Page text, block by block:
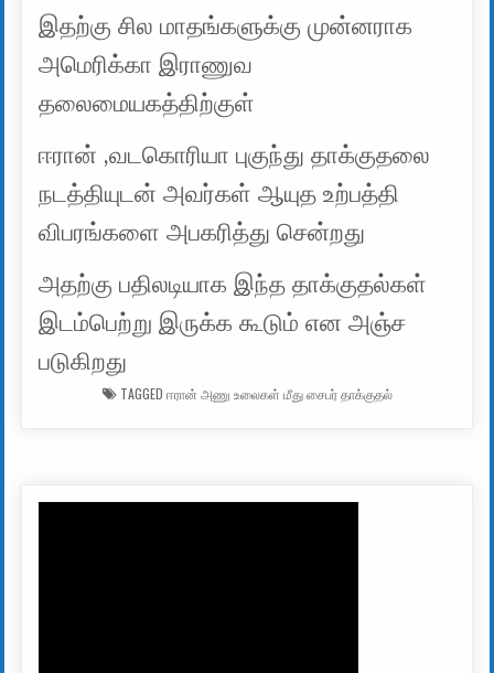
இதற்கு சில மாதங்களுக்கு முன்னராக
அமெரிக்கா இராணுவ
தலைமையகத்திற்குள்
ஈரான் ,வடகொரியா புகுந்து தாக்குதலை
நடத்தியுடன் அவர்கள் ஆயுத உற்பத்தி
விபரங்களை அபகரித்து சென்றது
அதற்கு பதிலடியாக இந்த தாக்குதல்கள்
இடம்பெற்று இருக்க கூடும் என அஞ்ச
படுகிறது
TAGGED ஈரான் அணு உலைகள் மீது சைபர் தாக்குதல்